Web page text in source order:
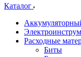
Каталог
Расходные
Биты